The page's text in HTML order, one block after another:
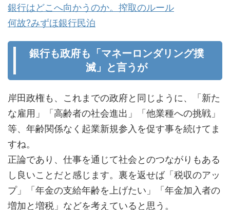
銀行はどこへ向かうのか。搾取のルール
何故?みずほ銀行民泊
銀行も政府も「マネーロンダリング撲
滅」と言うが
岸田政権も、これまでの政府と同じように、「新た
な雇用」「高齢者の社会進出」「他業種への挑戦」
等、年齢関係なく起業新規参入を促す事を続けてま
すね。
正論であり、仕事を通じて社会とのつながりもある
し良いことだと感じます。裏を返せば「税収のアッ
プ」「年金の支給年齢を上げたい」「年金加入者の
増加と増税」などを考えていると思う。